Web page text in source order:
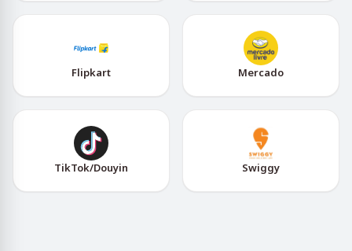
Flipkart Mercado
TikTok/Douyin Swiggy